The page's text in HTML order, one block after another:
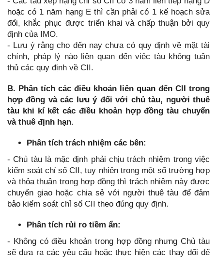
hoặc có 1 năm hạng E thì cần phải có 1 kế hoạch sửa
đổi, khắc phục được triển khai và chấp thuận bởi quy
định của IMO.
- Lưu ý rằng cho đến nay chưa có quy định về mặt tài
chính, pháp lý nào liên quan đến việc tàu không tuân
thủ các quy định về CII.
B. Phân tích các điều khoản liên quan đến CII trong
hợp đồng và các lưu ý đối với chủ tàu, người thuê
tàu khi kí kết các điều khoản hợp đồng tàu chuyến
và thuê định hạn.
Phân tích trách nhiệm các bên:
- Chủ tàu là mặc định phải chịu trách nhiệm trong việc
kiểm soát chỉ số CII, tuy nhiên trong một số trường hợp
và thỏa thuận trong hợp đồng thì trách nhiệm này được
chuyển giao hoặc chia sẻ với người thuê tàu để đảm
bảo kiểm soát chỉ số CII theo đúng quy định.
Phân tích rủi ro tiềm ẩn:
- Không có điều khoản trong hợp đồng nhưng Chủ tàu
sẽ đưa ra các yêu cẩu hoặc thực hiện các thay đổi để